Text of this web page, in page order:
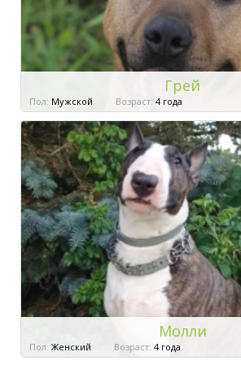
Грей
Пол: Мужской Возраст: 4 года
Молли
Пол: Женский Возраст: 4 года